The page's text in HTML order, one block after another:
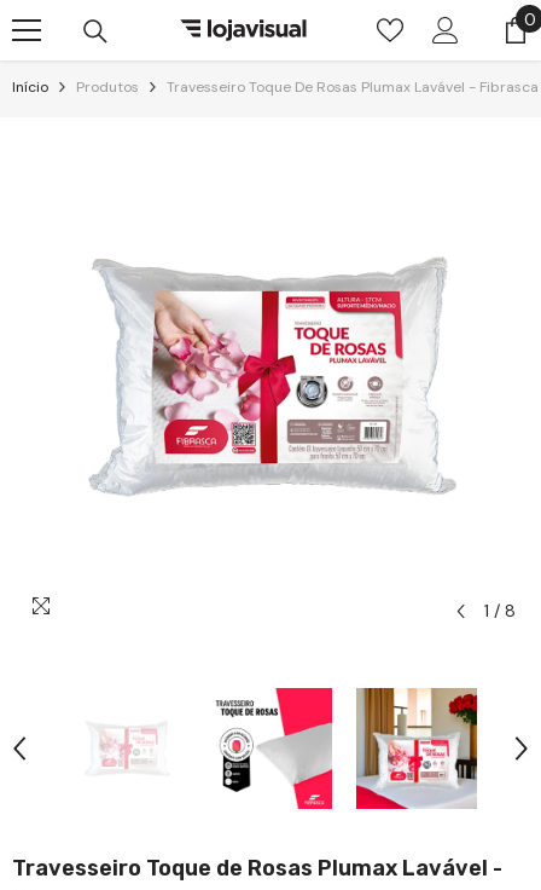
00
Início Produtos Travesseiro Toque De Rosas Plumax Lavável - Fibrasca
1 / 8
Travesseiro Toque de Rosas Plumax Lavável -